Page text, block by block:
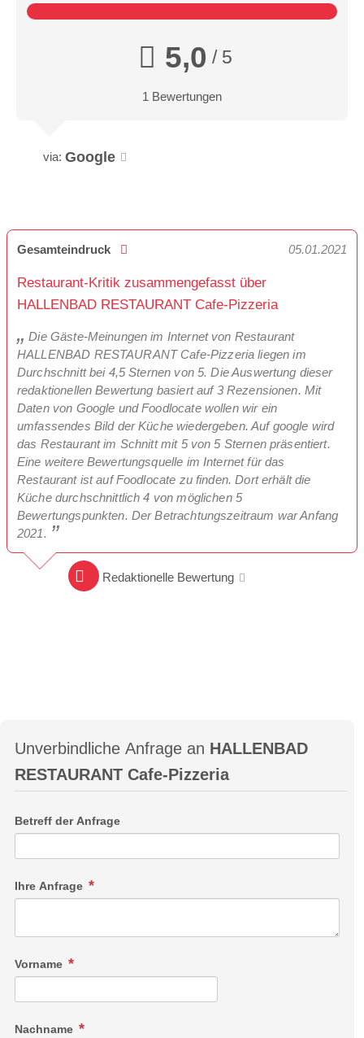
5,0 / 5
1 Bewertungen
via: Google
Gesamteindruck 05.01.2021
Restaurant-Kritik zusammengefasst über
HALLENBAD RESTAURANT Cafe-Pizzeria
Die Gäste-Meinungen im Internet von Restaurant
HALLENBAD RESTAURANT Cafe-Pizzeria liegen im
Durchschnitt bei 4,5 Sternen von 5. Die Auswertung dieser
redaktionellen Bewertung basiert auf 3 Rezensionen. Mit
Daten von Google und Foodlocate wollen wir ein
umfassendes Bild der Küche wiedergeben. Auf google wird
das Restaurant im Schnitt mit 5 von 5 Sternen präsentiert.
Eine weitere Bewertungsquelle im Internet für das
Restaurant ist auf Foodlocate zu finden. Dort erhält die
Küche durchschnittlich 4 von möglichen 5
Bewertungspunkten. Der Betrachtungszeitraum war Anfang
2021.
Redaktionelle Bewertung
Unverbindliche Anfrage an HALLENBAD
RESTAURANT Cafe-Pizzeria
Betreff der Anfrage
Ihre Anfrage
Vorname
Nachname